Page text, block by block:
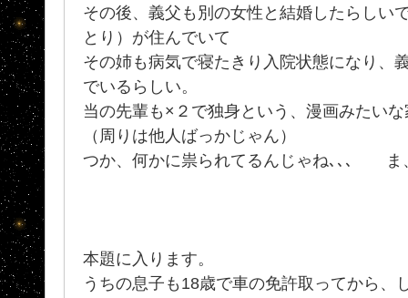
その後、義父も別の女性と結婚したらしい
とり）が住んでいて
その姉も病気で寝たきり入院状態になり、
でいるらしい。
当の先輩も×２で独身という、漫画みたい
（周りは他人ばっかじゃん）
つか、何かに祟られてるんじゃね､､､ ま
本題に入ります。
うちの息子も18歳で車の免許取ってから、